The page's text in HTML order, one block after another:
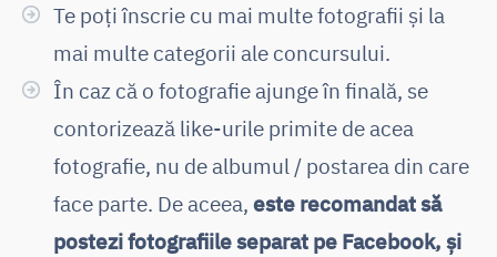
Te poți înscrie cu mai multe fotografii și la
mai multe categorii ale concursului.
În caz că o fotografie ajunge în finală, se
contorizează like-urile primite de acea
fotografie, nu de albumul / postarea din care
face parte. De aceea, este recomandat să
postezi fotografiile separat pe Facebook, și